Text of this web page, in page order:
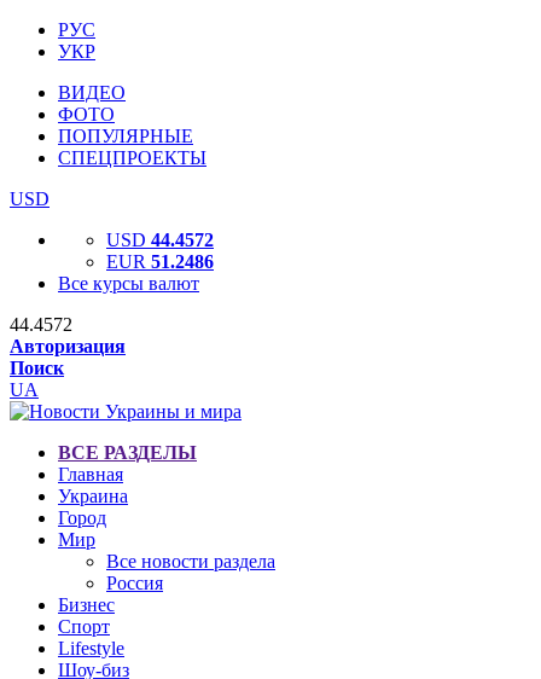
РУС
УКР
ВИДЕО
ФОТО
ПОПУЛЯРНЫЕ
СПЕЦПРОЕКТЫ
USD
USD 44.4572
EUR 51.2486
Все курсы валют
44.4572
Авторизация
Поиск
UA
ВСЕ РАЗДЕЛЫ
Главная
Украина
Город
Мир
Все новости раздела
Россия
Бизнес
Спорт
Lifestyle
Шоу-биз